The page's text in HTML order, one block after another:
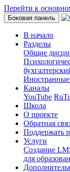
Перейти к
Боковая панель
В начало
Разделы
Общие
Каналы
YouTube
Школа
О проекте
Обратная
Поддержать
Услуги
Создание
для